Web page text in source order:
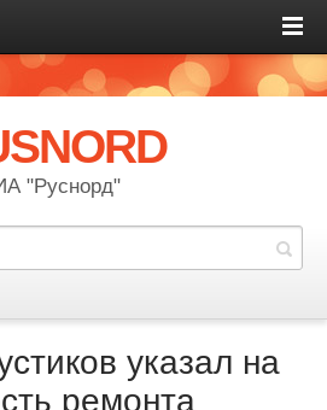
"Руснорд"
указал на
ремонта